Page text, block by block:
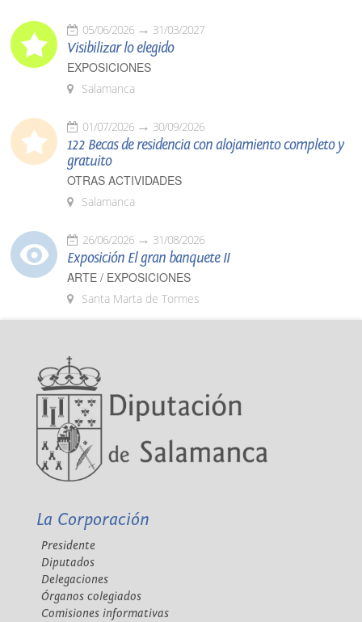
05/06/2026 31/03/2027
Visibilizar lo elegido
EXPOSICIONES
Salamanca
01/07/2026 30/09/2026
122 Becas de residencia con alojamiento completo y
gratuito
OTRAS ACTIVIDADES
Salamanca
26/06/2026 31/08/2026
Exposición El gran banquete II
ARTE / EXPOSICIONES
Santa Marta de Tormes
La Corporación
Presidente
Diputados
Delegaciones
Órganos colegiados
Comisiones informativas